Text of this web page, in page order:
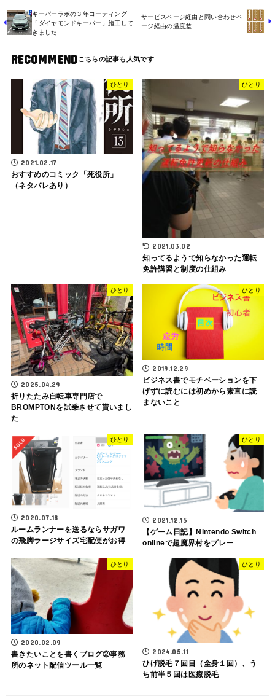
キーパーラボの３年コーティング
「ダイヤモンドキーパー」施工して
きました
サービスページ経由と問い合わせペ
ージ経由の温度差
RECOMMEND
ひとり
2021.02.17
おすすめのコミック「死役所」
（ネタバレあり）
ひとり
2021.03.02
知ってるようで知らなかった運転
免許講習と制度の仕組み
ひとり
2025.04.29
折りたたみ自転車専門店で
BROMPTONを試乗させて貰いまし
た
ひとり
2019.12.29
ビジネス書でモチベーションを下
げずに読むには初めから素直に読
まないこと
ひとり
2020.07.18
ルームランナーを送るならサガワ
の飛脚ラージサイズ宅配便がお得
ひとり
2021.12.15
【ゲーム日記】Nintendo Switch
onlineで超魔界村をプレー
ひとり
2020.02.09
書きたいことを書くブログ②事務
所のネット配信ツール一覧
ひとり
2024.05.11
ひげ脱毛７回目（全身１回）、う
ち前半５回は医療脱毛